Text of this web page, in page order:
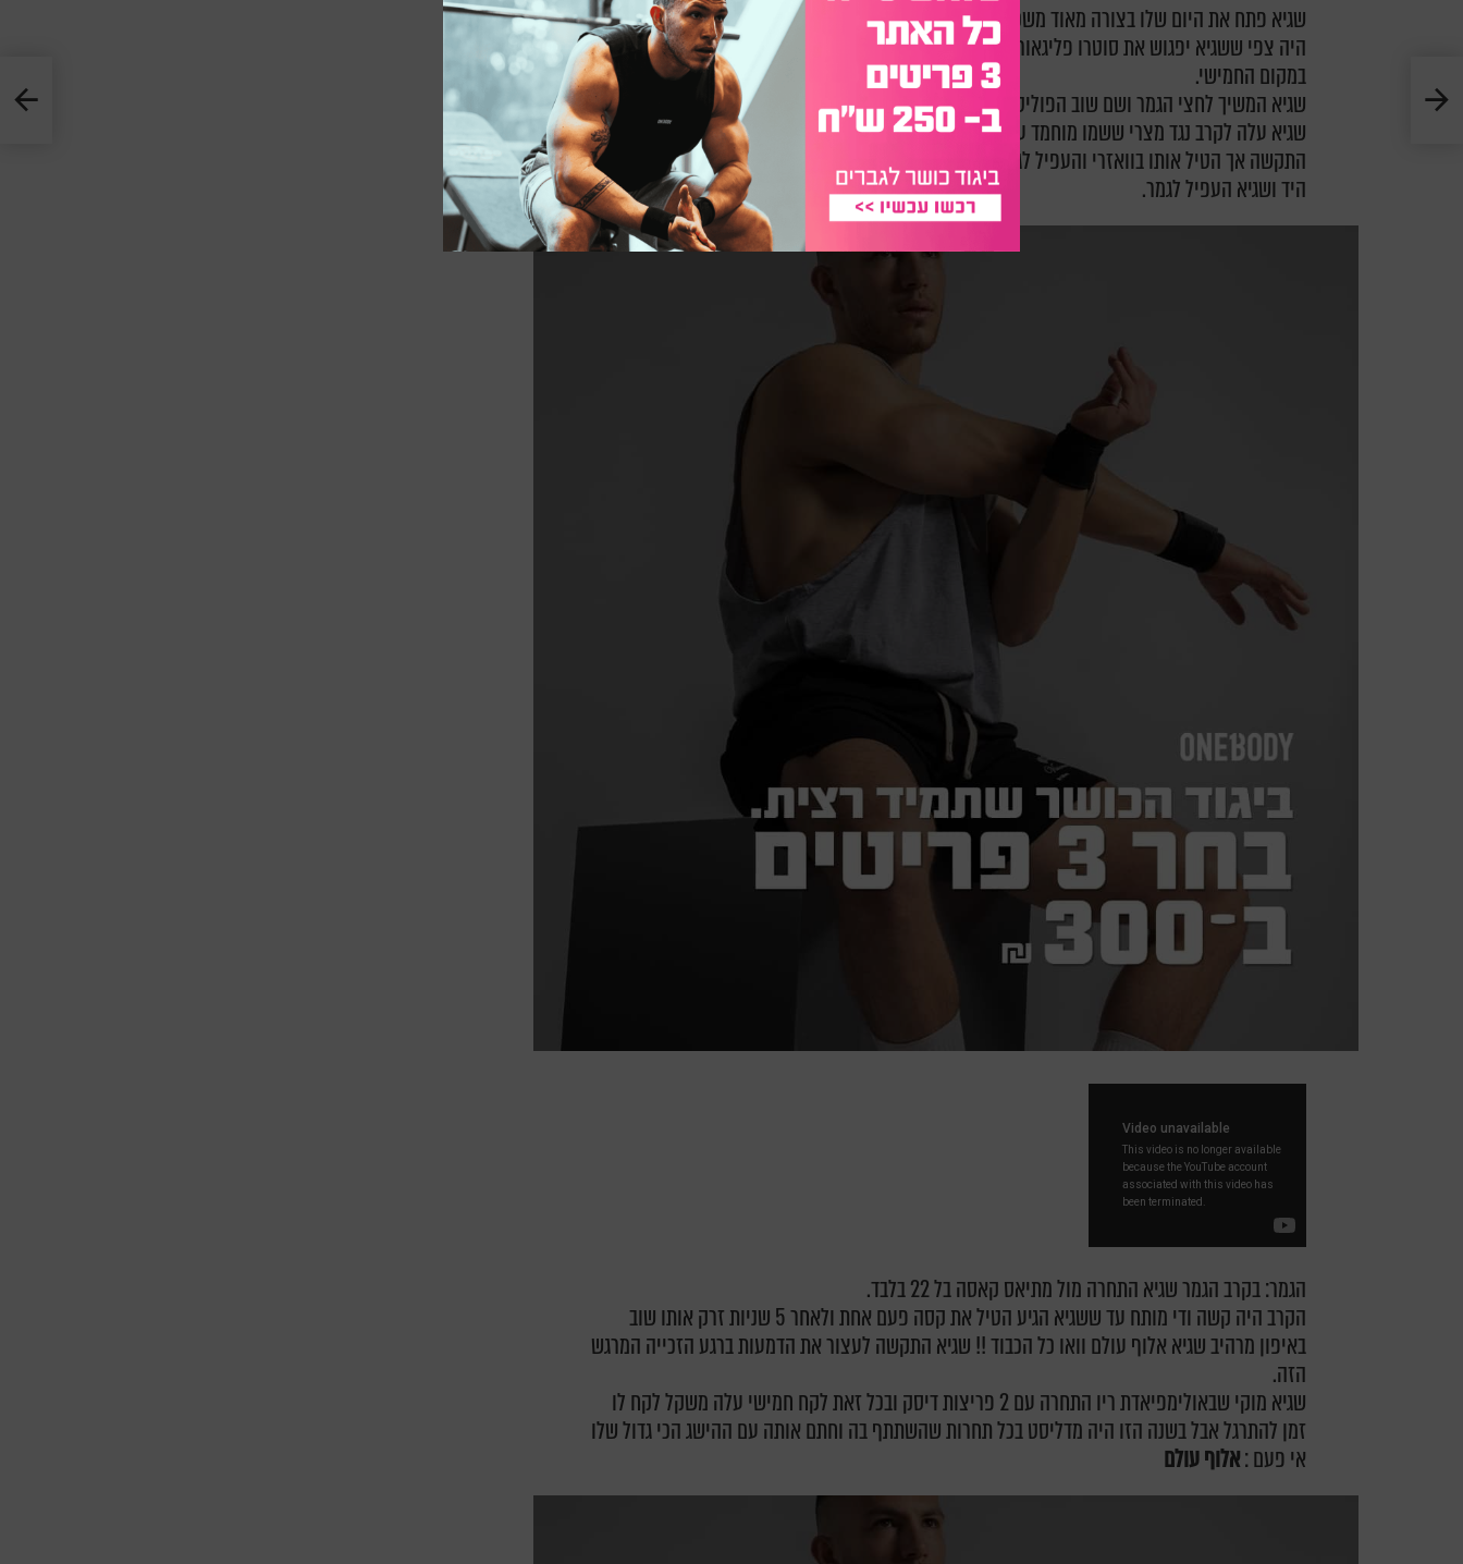
שגיא פתח את היום שלו בצורה מאוד משכנעת שגבר על יריב מקזחסטן ב39 שניות באיפון ברבע הגמר.
היה צפי ששגיא יפגוש את סוטרו פליגאורה אך הוא הודח במפתיע ע"י יריב אוזבקי שבהמשך היום זכה
במקום החמישי.
שגיא המשיך לחצי הגמר ושם שוב הפוליטיקה גברה על הספורט.
שגיא עלה לקרב נגד מצרי ששמו מוחמד עבדלאל הקרב היה קרב מאוד פיזי קרב קשה שגיא נורא
התקשה אך הטיל אותו בוואזרי והעפיל לגמר בסיום הקרב ירד המצרי מהמזרון וסירב ללחוץ לשגיא את
היד ושגיא העפיל לגמר.
הגמר: בקרב הגמר שגיא התחרה מול מתיאס קאסה בל 22 בלבד.
הקרב היה קשה ודי מותח עד ששגיא הגיע הטיל את קסה פעם אחת ולאחר 5 שניות זרק אותו שוב
באיפון מרהיב שגיא אלוף עולם וואו כל הכבוד !! שגיא התקשה לעצור את הדמעות ברגע הזכייה המרגש
הזה.
שגיא מוקי שבאולימפיאדת ריו התחרה עם 2 פריצות דיסק ובכל זאת לקח חמישי עלה משקל לקח לו
זמן להתרגל אבל בשנה הזו היה מדליסט בכל תחרות שהשתתף בה וחתם אותה עם ההישג הכי גדול שלו
אי פעם :אלוףעולם